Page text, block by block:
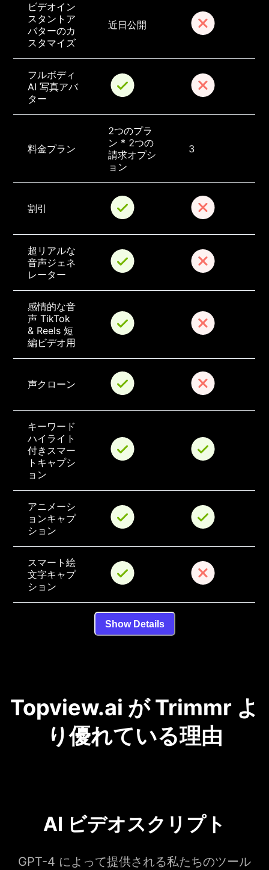
ビデオイン
スタントア
バターのカ
スタマイズ
近日公開
フルボディ
AI 写真アバ
ター
料金プラン
2つのプラ
ン * 2つの
請求オプシ
ョン
3
割引
超リアルな
音声ジェネ
レーター
感情的な音
声 TikTok
& Reels 短
編ビデオ用
声クローン
キーワード
ハイライト
付きスマー
トキャプシ
ョン
アニメーシ
ョンキャプ
ション
スマート絵
文字キャプ
ション
Show Details
Topview.ai が Trimmr よ
り優れている理由
AI ビデオスクリプト
GPT-4 によって提供される私たちのツール